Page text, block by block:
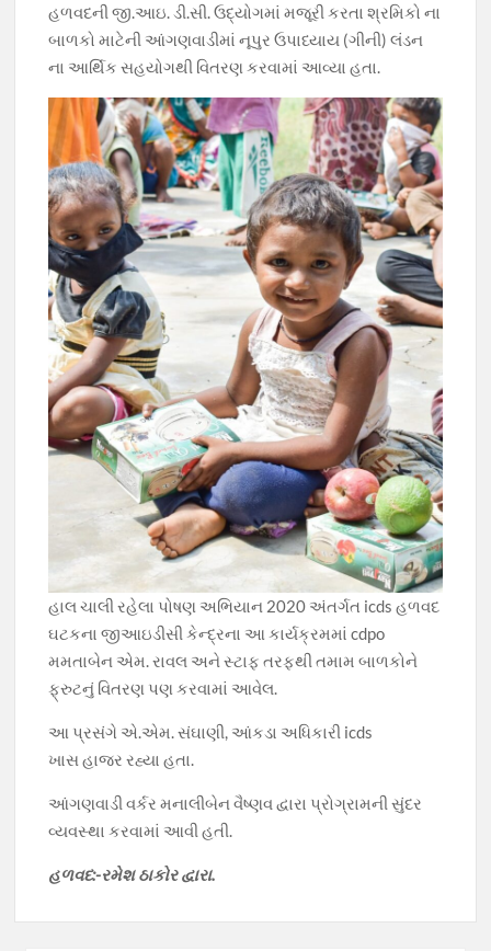
હળવદની જી.આઇ. ડી.સી. ઉદ્યોગમાં મજૂરી કરતા શ્રમિકો ના
બાળકો માટેની આંગણવાડીમાં નૂપુર ઉપાધ્યાય (ગીની) લંડન
ના આર્થિક સહયોગથી વિતરણ કરવામાં આવ્યા હતા.
હાલ ચાલી રહેલા પોષણ અભિયાન 2020 અંતર્ગત icds હળવદ
ઘટકના જીઆઇડીસી કેન્દ્રના આ કાર્યક્રમમાં cdpo
મમતાબેન એમ. રાવલ અને સ્ટાફ તરફથી તમામ બાળકોને
ફ્રુટનું વિતરણ પણ કરવામાં આવેલ.
આ પ્રસંગે એ.એમ. સંઘાણી, આંકડા અધિકારી icds
ખાસ હાજર રહ્યા હતા.
આંગણવાડી વર્કર મનાલીબેન વૈષ્ણવ દ્વારા પ્રોગ્રામની સુંદર
વ્યવસ્થા કરવામાં આવી હતી.
હળવદ:-રમેશ ઠાકોર દ્વારા.